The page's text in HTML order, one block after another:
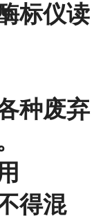
标仪读
种废弃
得混